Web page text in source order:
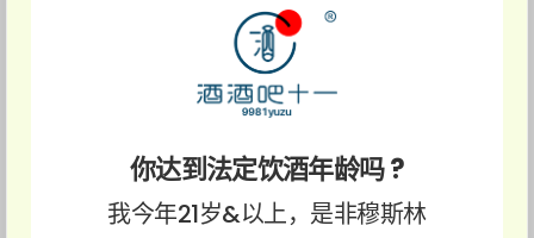
100% 日本国产水梨，果汁含量高达
50%，一打开就是扑鼻而来的
除了满满的水梨果汁，还加入了一点点柠檬酸
出刚刚好的清爽酸感，喝起来不甜腻，反而特别清
新顺口～质地微浓，还有点果肉感，冰镇一下、加
你达到法定饮酒年龄吗 ?
我今年21岁&以上，是非穆斯林